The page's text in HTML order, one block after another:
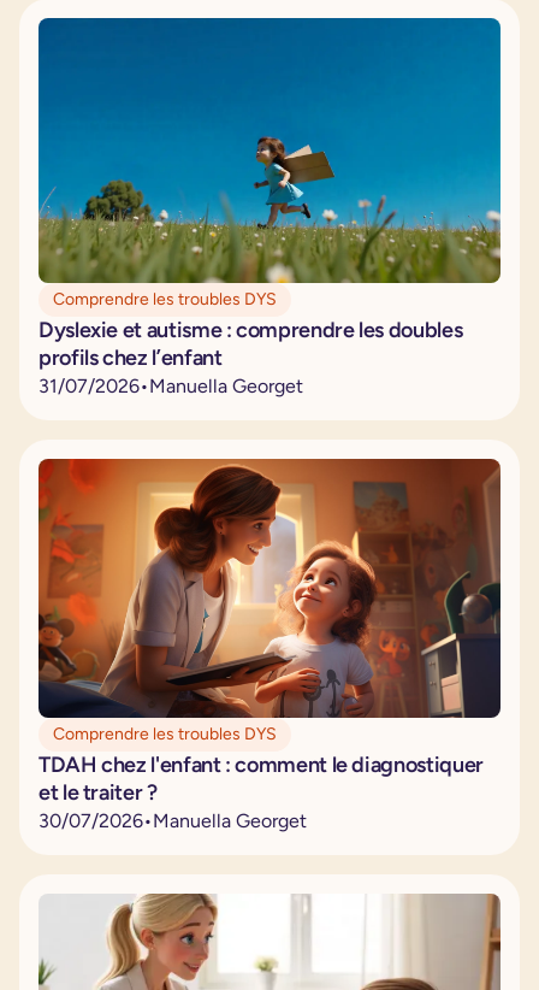
Comprendre les troubles DYS
Dyslexie et autisme : comprendre les doubles
profils chez l’enfant
31/07/2026•Manuella Georget
Comprendre les troubles DYS
TDAH chez l'enfant : comment le diagnostiquer
et le traiter ?
30/07/2026•Manuella Georget